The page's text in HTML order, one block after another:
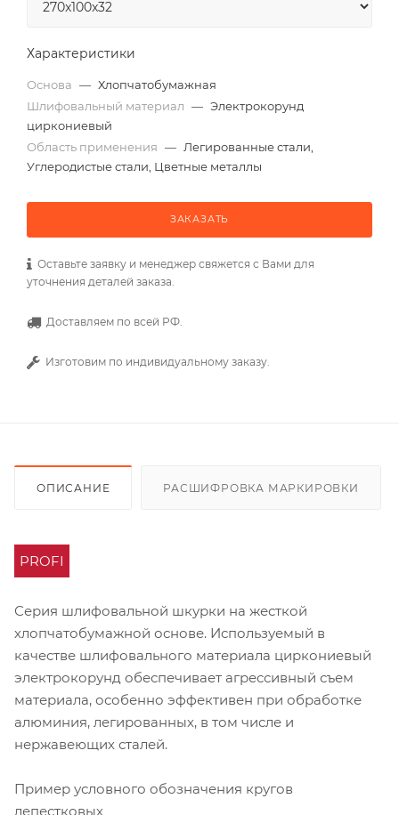
Характеристики
Основа — Хлопчатобумажная
Шлифовальный материал — Электрокорунд
циркониевый
Область применения — Легированные стали,
Углеродистые стали, Цветные металлы
ЗАКАЗАТЬ
Оставьте заявку и менеджер свяжется с Вами для
уточнения деталей заказа.
Доставляем по всей РФ.
Изготовим по индивидуальному заказу.
ОПИСАНИЕ РАСШИФРОВКА МАРКИРОВКИ
PROFI
Серия шлифовальной шкурки на жесткой
хлопчатобумажной основе. Используемый в
качестве шлифовального материала циркониевый
электрокорунд обеспечивает агрессивный съем
материала, особенно эффективен при обработке
алюминия, легированных, в том числе и
нержавеющих сталей.
Пример условного обозначения кругов
лепестковых